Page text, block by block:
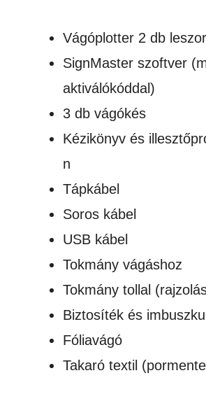
Vágóplotter 2 db
SignMaster szoftver
aktiválókóddal)
3 db vágókés
Kézikönyv és
n
Tápkábel
Soros kábel
USB kábel
Tokmány vágáshoz
Tokmány tollal
Biztosíték és
Fóliavágó
Takaró textil